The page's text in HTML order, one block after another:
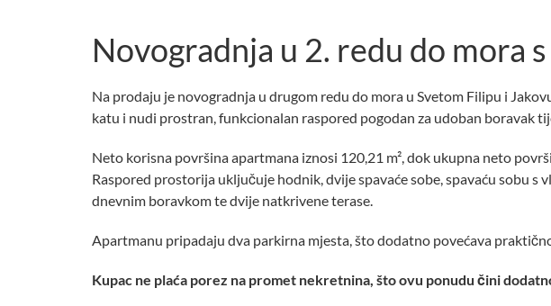
Novogradnja u 2. redu do mora
Na prodaju je novogradnja u drugom redu do mora u Svetom Filipu i
katu i nudi prostran, funkcionalan raspored pogodan za udoban boravak
Neto korisna površina apartmana iznosi 120,21 m², dok ukupna neto
Raspored prostorija uključuje hodnik, dvije spavaće sobe, spavaću sobu
dnevnim boravkom te dvije natkrivene terase.
Apartmanu pripadaju dva parkirna mjesta, što dodatno povećava
Kupac ne plaća porez na promet nekretnina, što ovu ponudu čini